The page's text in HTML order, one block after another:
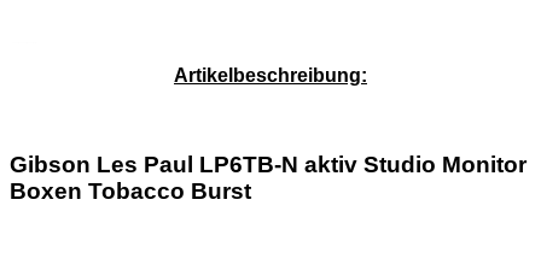
Artikelbeschreibung:
Gibson Les Paul LP6TB-N aktiv Studio Monitor
Boxen Tobacco Burst